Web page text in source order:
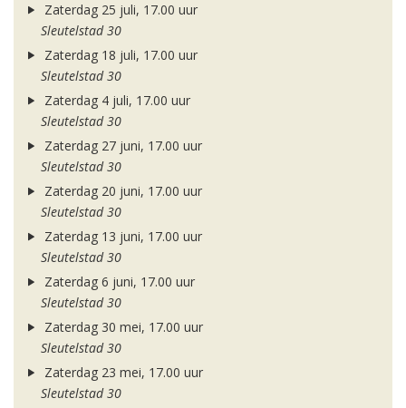
Zaterdag 25 juli, 17.00 uur
Sleutelstad 30
Zaterdag 18 juli, 17.00 uur
Sleutelstad 30
Zaterdag 4 juli, 17.00 uur
Sleutelstad 30
Zaterdag 27 juni, 17.00 uur
Sleutelstad 30
Zaterdag 20 juni, 17.00 uur
Sleutelstad 30
Zaterdag 13 juni, 17.00 uur
Sleutelstad 30
Zaterdag 6 juni, 17.00 uur
Sleutelstad 30
Zaterdag 30 mei, 17.00 uur
Sleutelstad 30
Zaterdag 23 mei, 17.00 uur
Sleutelstad 30